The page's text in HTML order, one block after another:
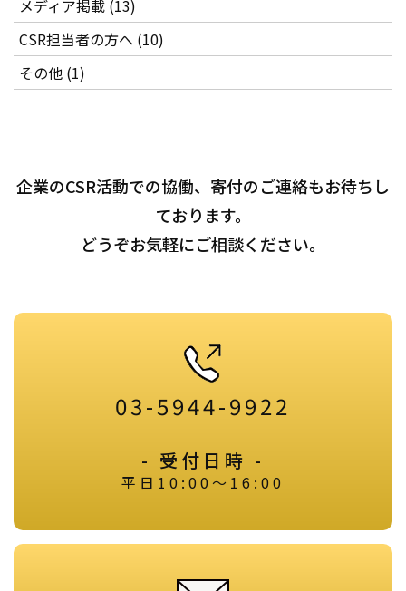
メディア掲載 (13)
CSR担当者の方へ (10)
その他 (1)
企業のCSR活動での協働、寄付のご連絡もお待ちし
ております。
どうぞお気軽にご相談ください。
03-5944-9922
- 受付日時 -
平日10:00～16:00